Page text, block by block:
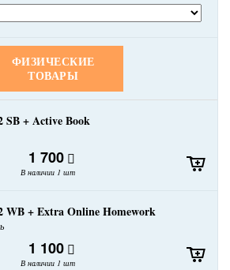
ФИЗИЧЕСКИЕ
ТОВАРЫ
+ Active Book
1 700
В наличии 1 шт
WB + Extra Online Homework
1 100
В наличии 1 шт